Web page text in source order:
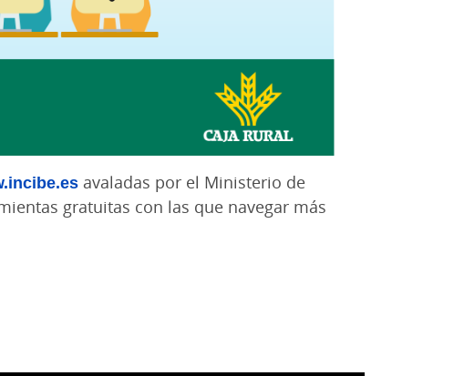
avaladas por el Ministerio de
gratuitas con las que navegar más